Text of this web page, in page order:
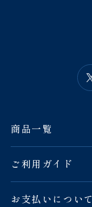
商品一覧
ご利用ガイド
お支払いについて